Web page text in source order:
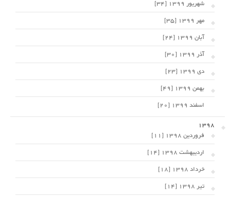
شهریور 1399 [34]
مهر 1399 [35]
آبان 1399 [24]
آذر 1399 [30]
دی 1399 [23]
بهمن 1399 [49]
اسفند 1399 [20]
1398
فروردین 1398 [11]
اردیبهشت 1398 [14]
خرداد 1398 [18]
تیر 1398 [14]